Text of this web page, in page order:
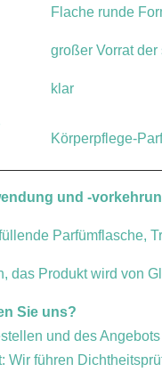
Flache runde
großer Vorrat
klar
Körperpflege-
und -
Parfümflasche,
das Produkt wird von
Sie uns?
und des
Wir führen